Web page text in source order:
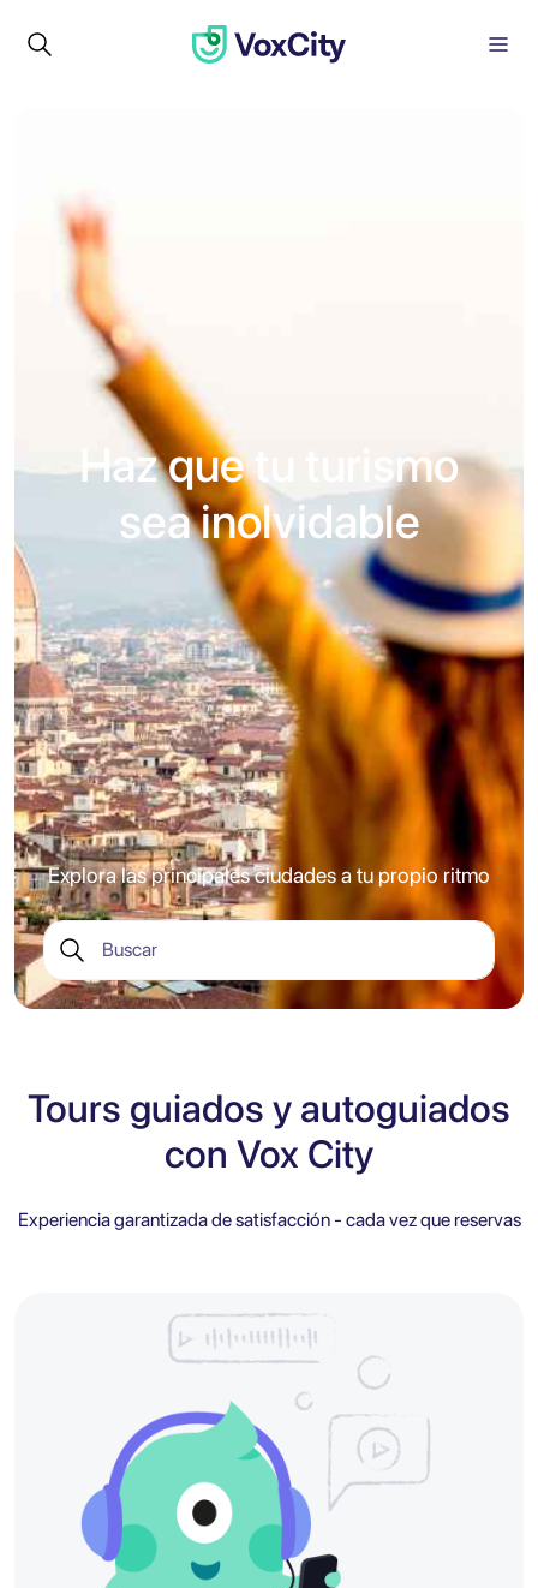
Haz que tu turismo
sea inolvidable
Explora las principales ciudades a tu propio ritmo
Tours guiados y autoguiados
con Vox City
Experiencia garantizada de satisfacción - cada vez que reservas